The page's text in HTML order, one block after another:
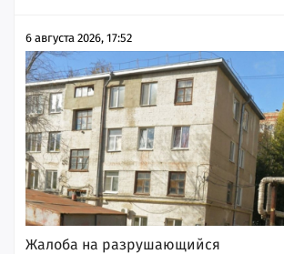
6 августа 2026, 17:52
Жалоба на разрушающийся